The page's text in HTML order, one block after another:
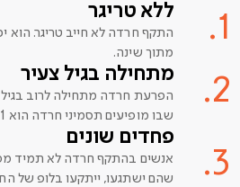
1. ללא טריגר
התקף חרדה לא חייב טריגר. הוא
מתוך שינה.
2. מתחילה בגיל צעיר
הפרעת חרדה מתחילה לרוב
שבו מופיעים תסמיני חרדה הוא 11.
3.
פחדים שונים
אנשים בהתקף חרדה לא תמיד
שהם ישתגעו, ייתקעו בלופ של